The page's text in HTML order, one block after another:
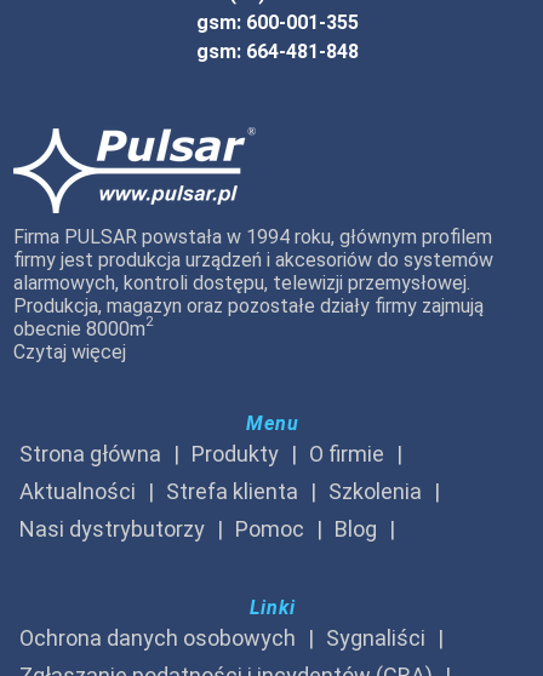
gsm: 600-001-355
gsm: 664-481-848
Firma PULSAR powstała w 1994 roku, głównym profilem
firmy jest produkcja urządzeń i akcesoriów do systemów
alarmowych, kontroli dostępu, telewizji przemysłowej.
Produkcja, magazyn oraz pozostałe działy firmy zajmują
obecnie 8000m2
Czytaj więcej
Menu
Strona główna Produkty
O firmie
Aktualności
Strefa klienta
Szkolenia
Nasi dystrybutorzy
Pomoc Blog
Linki
Ochrona danych osobowych
Sygnaliści